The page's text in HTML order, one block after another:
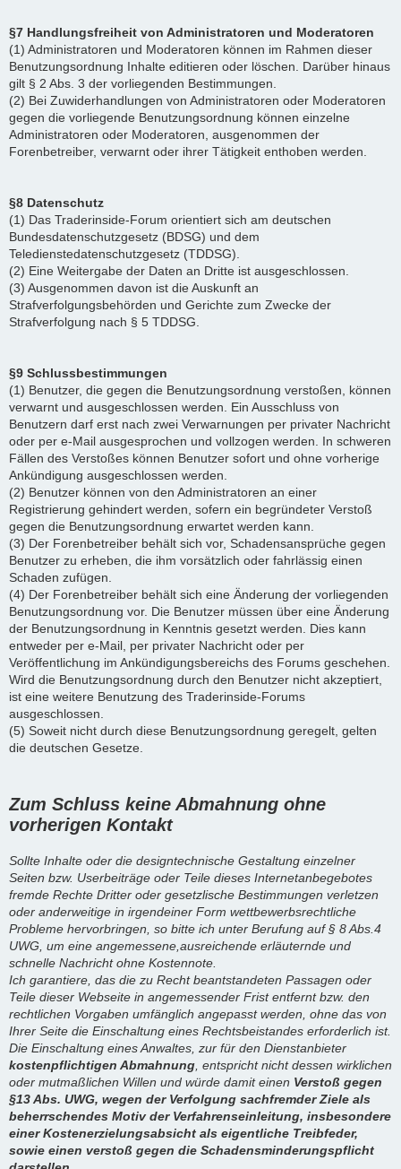
§7 Handlungsfreiheit von Administratoren und Moderatoren
(1) Administratoren und Moderatoren können im Rahmen dieser
Benutzungsordnung Inhalte editieren oder löschen. Darüber hinaus
gilt § 2 Abs. 3 der vorliegenden Bestimmungen.
(2) Bei Zuwiderhandlungen von Administratoren oder Moderatoren
gegen die vorliegende Benutzungsordnung können einzelne
Administratoren oder Moderatoren, ausgenommen der
Forenbetreiber, verwarnt oder ihrer Tätigkeit enthoben werden.
§8 Datenschutz
(1) Das Traderinside-Forum orientiert sich am deutschen
Bundesdatenschutzgesetz (BDSG) und dem
Teledienstedatenschutzgesetz (TDDSG).
(2) Eine Weitergabe der Daten an Dritte ist ausgeschlossen.
(3) Ausgenommen davon ist die Auskunft an
Strafverfolgungsbehörden und Gerichte zum Zwecke der
Strafverfolgung nach § 5 TDDSG.
§9 Schlussbestimmungen
(1) Benutzer, die gegen die Benutzungsordnung verstoßen, können
verwarnt und ausgeschlossen werden. Ein Ausschluss von
Benutzern darf erst nach zwei Verwarnungen per privater Nachricht
oder per e-Mail ausgesprochen und vollzogen werden. In schweren
Fällen des Verstoßes können Benutzer sofort und ohne vorherige
Ankündigung ausgeschlossen werden.
(2) Benutzer können von den Administratoren an einer
Registrierung gehindert werden, sofern ein begründeter Verstoß
gegen die Benutzungsordnung erwartet werden kann.
(3) Der Forenbetreiber behält sich vor, Schadensansprüche gegen
Benutzer zu erheben, die ihm vorsätzlich oder fahrlässig einen
Schaden zufügen.
(4) Der Forenbetreiber behält sich eine Änderung der vorliegenden
Benutzungsordnung vor. Die Benutzer müssen über eine Änderung
der Benutzungsordnung in Kenntnis gesetzt werden. Dies kann
entweder per e-Mail, per privater Nachricht oder per
Veröffentlichung im Ankündigungsbereichs des Forums geschehen.
Wird die Benutzungsordnung durch den Benutzer nicht akzeptiert,
ist eine weitere Benutzung des Traderinside-Forums
ausgeschlossen.
(5) Soweit nicht durch diese Benutzungsordnung geregelt, gelten
die deutschen Gesetze.
Zum Schluss keine Abmahnung ohne
vorherigen Kontakt
Sollte Inhalte oder die designtechnische Gestaltung einzelner
Seiten bzw. Userbeiträge oder Teile dieses Internetanbegebotes
fremde Rechte Dritter oder gesetzlische Bestimmungen verletzen
oder anderweitige in irgendeiner Form wettbewerbsrechtliche
Probleme hervorbringen, so bitte ich unter Berufung auf § 8 Abs.4
UWG, um eine angemessene,ausreichende erläuternde und
schnelle Nachricht ohne Kostennote.
Ich garantiere, das die zu Recht beantstandeten Passagen oder
Teile dieser Webseite in angemessender Frist entfernt bzw. den
rechtlichen Vorgaben umfänglich angepasst werden, ohne das von
Ihrer Seite die Einschaltung eines Rechtsbeistandes erforderlich ist.
Die Einschaltung eines Anwaltes, zur für den Dienstanbieter
kostenpflichtigen Abmahnung , entspricht nicht dessen wirklichen
oder mutmaßlichen Willen und würde damit einen Verstoß gegen
§13 Abs. UWG, wegen der Verfolgung sachfremder Ziele als
beherrschendes Motiv der Verfahrenseinleitung, insbesondere
einer Kostenerzielungsabsicht als eigentliche Treibfeder,
sowie einen verstoß gegen die Schadensminderungspflicht